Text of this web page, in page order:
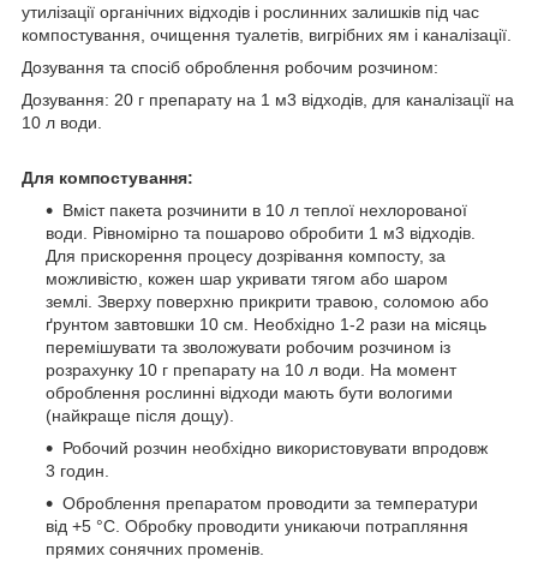
утилізації органічних відходів і рослинних залишків під час
компостування, очищення туалетів, вигрібних ям і каналізації.
Дозування та спосіб оброблення робочим розчином:
Дозування: 20 г препарату на 1 м3 відходів, для каналізації на
10 л води.
Для компостування:
Вміст пакета розчинити в 10 л теплої нехлорованої
води. Рівномірно та пошарово обробити 1 м3 відходів.
Для прискорення процесу дозрівання компосту, за
можливістю, кожен шар укривати тягом або шаром
землі. Зверху поверхню прикрити травою, соломою або
ґрунтом завтовшки 10 см. Необхідно 1-2 рази на місяць
перемішувати та зволожувати робочим розчином із
розрахунку 10 г препарату на 10 л води. На момент
оброблення рослинні відходи мають бути вологими
(найкраще після дощу).
Робочий розчин необхідно використовувати впродовж
3 годин.
Оброблення препаратом проводити за температури
від +5 °C. Обробку проводити уникаючи потрапляння
прямих сонячних променів.